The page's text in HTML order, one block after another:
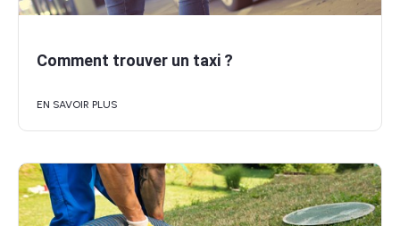
Comment trouver un taxi ?
EN SAVOIR PLUS